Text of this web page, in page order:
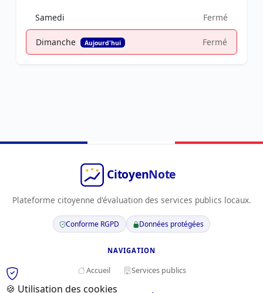
Samedi Fermé
Dimanche Aujourd'hui Fermé
Plateforme citoyenne d'évaluation des services publics locaux.
Conforme RGPD Données protégées
NAVIGATION
Accueil Services publics
🍪 Utilisation des cookies